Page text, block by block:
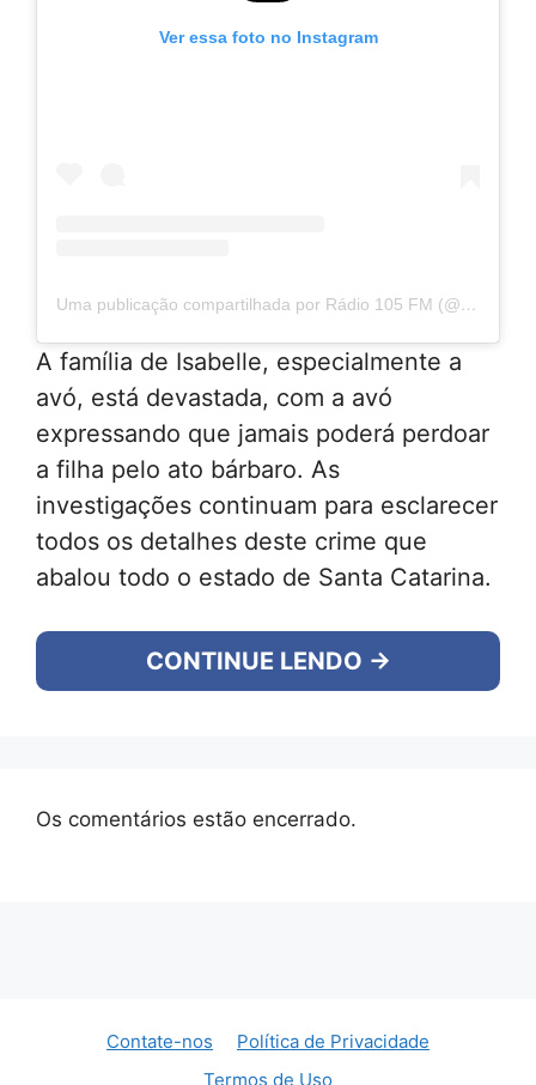
Ver essa foto no Instagram
Uma publicação compartilhada por Rádio 105 FM (@radiofm105)
A família de Isabelle, especialmente a
avó, está devastada, com a avó
expressando que jamais poderá perdoar
a filha pelo ato bárbaro. As
investigações continuam para esclarecer
todos os detalhes deste crime que
abalou todo o estado de Santa Catarina.
CONTINUE LENDO →
Os comentários estão encerrado.
Contate-nos
Política de Privacidade
Termos de Uso